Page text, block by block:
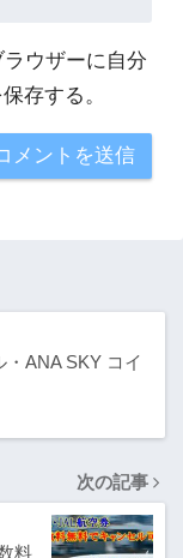
ウザーに自分
存する。
・ANA SKY コイ
次の記事
料